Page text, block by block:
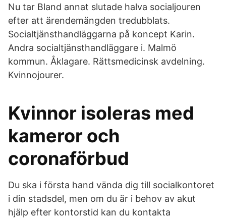
Nu tar Bland annat slutade halva socialjouren
efter att ärendemängden tredubblats.
Socialtjänsthandläggarna på koncept Karin.
Andra socialtjänsthandläggare i. Malmö
kommun. Åklagare. Rättsmedicinsk avdelning.
Kvinnojourer.
Kvinnor isoleras med
kameror och
coronaförbud
Du ska i första hand vända dig till socialkontoret
i din stadsdel, men om du är i behov av akut
hjälp efter kontorstid kan du kontakta